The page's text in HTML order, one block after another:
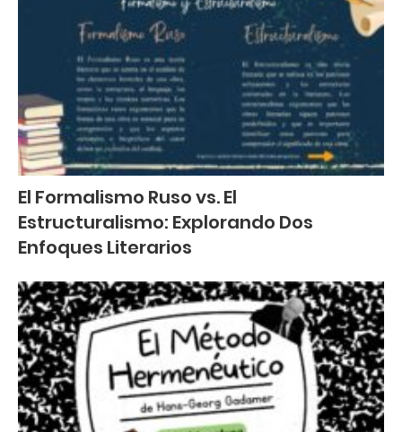
El Formalismo Ruso vs. El
Estructuralismo: Explorando Dos
Enfoques Literarios